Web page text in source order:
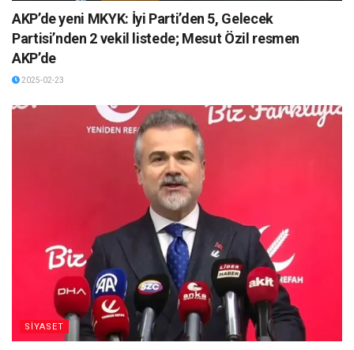
AKP’de yeni MKYK: İyi Parti’den 5, Gelecek
Partisi’nden 2 vekil listede; Mesut Özil resmen
AKP’de
2025-02-23
SİYASET